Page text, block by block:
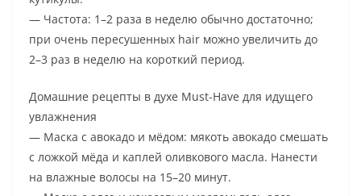
— Частота: 1–2 раза в неделю обычно достаточно;
при очень пересушенных hair можно увеличить до
2–3 раз в неделю на короткий период.
Домашние рецепты в духе Must-Have для идущего
увлажнения
— Маска с авокадо и мёдом: мякоть авокадо смешать
с ложкой мёда и каплей оливкового масла. Нанести
на влажные волосы на 15–20 минут.